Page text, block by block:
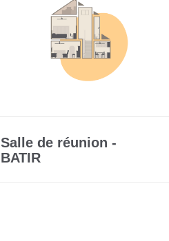
Salle de réunion -
BATIR